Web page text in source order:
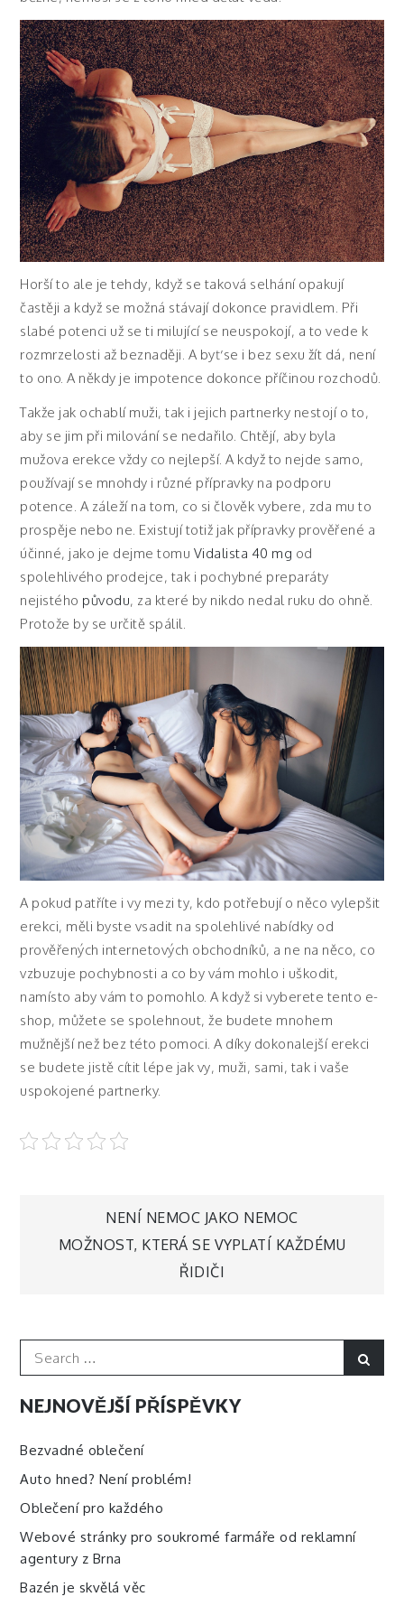
Horší to ale je tehdy, když se taková selhání opakují
častěji a když se možná stávají dokonce pravidlem. Při
slabé potenci už se ti milující se neuspokojí, a to vede k
rozmrzelosti až beznaději. A byť se i bez sexu žít dá, není
to ono. A někdy je impotence dokonce příčinou rozchodů.
Takže jak ochablí muži, tak i jejich partnerky nestojí o to,
aby se jim při milování se nedařilo. Chtějí, aby byla
mužova erekce vždy co nejlepší. A když to nejde samo,
používají se mnohdy i různé přípravky na podporu
potence. A záleží na tom, co si člověk vybere, zda mu to
prospěje nebo ne. Existují totiž jak přípravky prověřené a
účinné, jako je dejme tomu Vidalista 40 mg od
spolehlivého prodejce, tak i pochybné preparáty
nejistého původu, za které by nikdo nedal ruku do ohně.
Protože by se určitě spálil.
A pokud patříte i vy mezi ty, kdo potřebují o něco vylepšit
erekci, měli byste vsadit na spolehlivé nabídky od
prověřených internetových obchodníků, a ne na něco, co
vzbuzuje pochybnosti a co by vám mohlo i uškodit,
namísto aby vám to pomohlo. A když si vyberete tento e-
shop, můžete se spolehnout, že budete mnohem
mužnější než bez této pomoci. A díky dokonalejší erekci
se budete jistě cítit lépe jak vy, muži, sami, tak i vaše
uspokojené partnerky.
Navigace
NENÍ NEMOC JAKO NEMOC
MOŽNOST, KTERÁ SE VYPLATÍ KAŽDÉMU
ŘIDIČI
Search
for:
NEJNOVĚJŠÍ PŘÍSPĚVKY
Bezvadné oblečení
Auto hned? Není problém!
Oblečení pro každého
Webové stránky pro soukromé farmáře od reklamní
agentury z Brna
Bazén je skvělá věc